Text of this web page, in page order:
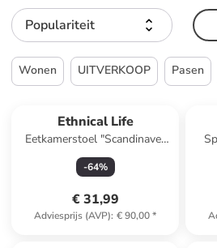
Populariteit
Wonen UITVERKOOP Pasen
Ethnical Life
Eetkamerstoel "Scandinave"
taupe - (B)46 x (H)86,5 x
(D)52 cm
-64%
€ 31,99
Adviesprijs (AVP): € 90,00*